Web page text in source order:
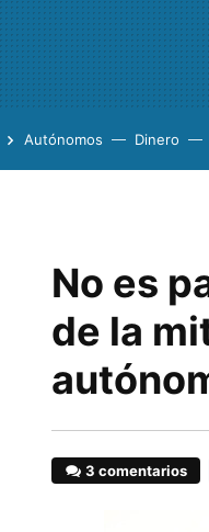
Autónomos Dinero
No es
de la
3 comentarios